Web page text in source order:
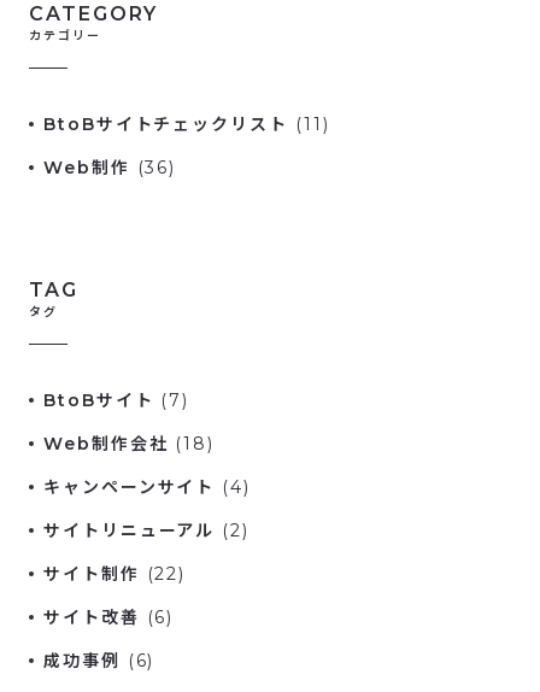
CATEGORY
カテゴリー
BtoBサイトチェックリスト
(11)
Web制作
(36)
TAG
タグ
BtoBサイト (7)
Web制作会社 (18)
キャンペーンサイト (4)
サイトリニューアル (2)
サイト制作
(22)
サイト改善 (6)
成功事例
(6)